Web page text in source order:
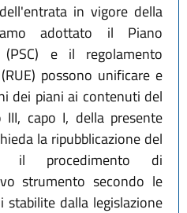
in vigore della
adottato il Piano
e il regolamento
possono unificare e
dei piani ai contenuti del
capo I, della presente
la ripubblicazione del
il procedimento di
strumento secondo le
stabilite dalla legislazione